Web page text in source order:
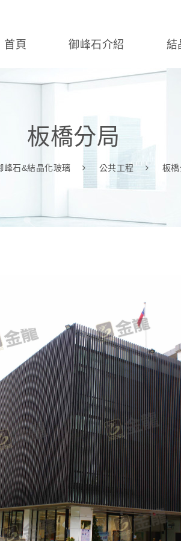
首頁 御峰石介紹 結
板橋分局
峰石&結晶化玻璃 公共工程 板橋